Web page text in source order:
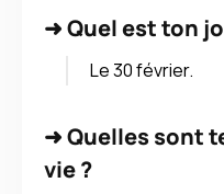
➜Quel est ton
Le 30 février.
➜Quelles sont
vie ?